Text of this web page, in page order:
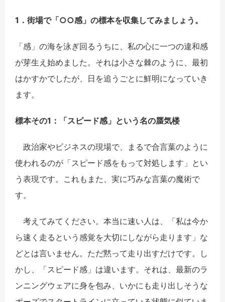
1． 街場で「○○感」の標本を収集してみましょう。
「感」の海を泳ぎ回るうちに、私の心に一つの違和感
が芽生え始めました。それは小さな棘のように、最初
はかすかでしたが、日を追うごとに鮮明になっていき
ます。
標本その1：「スピード感」という名の蜃気楼
政治家やビジネスの現場で、まるで合言葉のように
使われるのが「スピード感をもって対処します」とい
う表現です。これもまた、実に巧みな言葉の魔術で
す。
考えてみてください。本当に速い人は、「私は今か
ら速く走るという感覚を大切にしながら走ります」な
どとは言いません。ただ黙って走り出すだけです。し
かし、「スピード感」は違います。それは、最新のラ
ンニングウェアに身を包み、いかにも走り出しそうな